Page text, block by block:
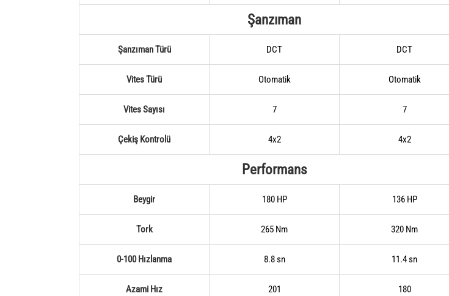
Şanzıman
Şanzıman Türü DCT DCT
Vites Türü Otomatik Otomatik
Vites Sayısı 7 7
Çekiş Kontrolü 4x2 4x2
Performans
Beygir 180 HP 136 HP
Tork 265 Nm 320 Nm
0-100 Hızlanma 8.8 sn 11.4 sn
Azami Hız 201 180